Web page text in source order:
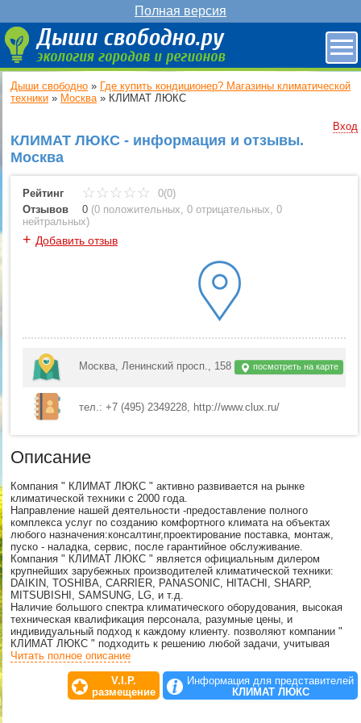
Полная версия
Дыши свободно » Где купить кондиционер? Магазины климатической
техники » Москва» КЛИМАТ ЛЮКС
Вход
КЛИМАТ ЛЮКС - информация и отзывы.
Москва
Рейтинг
0(0)
Отзывов
0 (0 положительных, 0 отрицательных, 0
нейтральных)
+ Добавить отзыв
Москва, Ленинский просп., 158 посмотреть на карте
тел.: +7 (495) 2349228, http://www.clux.ru/
Описание
Компания " КЛИМАТ ЛЮКС " активно развивается на рынке
климатической техники с 2000 года.
Направление нашей деятельности -предоставление полного
комплекса услуг по созданию комфортного климата на объектах
любого назначения:консалтинг,проектирование поставка, монтаж,
пуско - наладка, сервис, после гарантийное обслуживание.
Компания " КЛИМАТ ЛЮКС " является официальным дилером
крупнейших зарубежных производителей климатической техники:
DAIKIN, TOSHIBA, CARRIER, PANASONIC, HITACHI, SHARP,
MITSUBISHI, SAMSUNG, LG, и т.д.
Наличие большого спектра климатического оборудования, высокая
техническая квалификация персонала, разумные цены, и
индивидуальный подход к каждому клиенту. позволяют компании "
КЛИМАТ ЛЮКС " подходить к решению любой задачи, учитывая
особенности каждого конкретного объекта, и предлагать наиболее
Читать полное описание
V.I.P.
размещение
Информация для представителей
КЛИМАТ ЛЮКС